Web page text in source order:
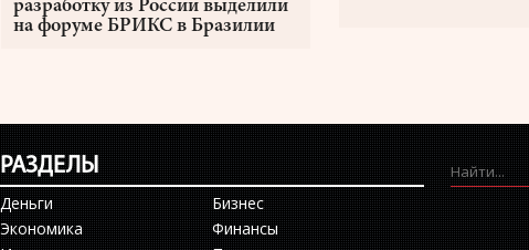
разработку из России выделили
на форуме БРИКС в Бразилии
РАЗДЕЛЫ
Деньги
Бизнес
Экономика
Финансы